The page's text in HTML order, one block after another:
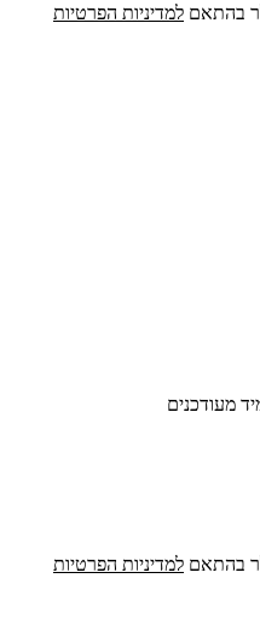
בהתאם למדיניות הפרטיות
מעודכנים
בהתאם למדיניות הפרטיות